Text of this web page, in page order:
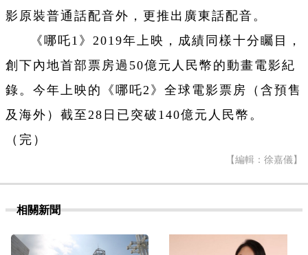
影原裝普通話配音外，更推出廣東話配音。
《哪吒1》2019年上映，成績同樣十分矚目，
創下內地首部票房過50億元人民幣的動畫電影紀
錄。今年上映的《哪吒2》全球電影票房（含預售
及海外）截至28日已突破140億元人民幣。
（完）
【編輯：徐嘉儀】
相關新聞